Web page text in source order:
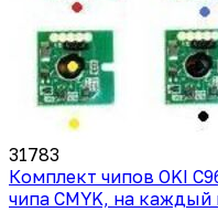
31783
Комплект чипов OKI
чипа CMYK, на